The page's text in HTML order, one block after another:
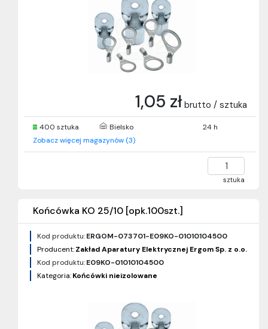
1,05 zł brutto / sztuka
400 sztuka Bielsko
24 h
Zobacz więcej magazynów (3)
sztuka
Końcówka KO 25/10 [opk.100szt.]
Kod produktu:ERGOM-073701-E09KO-01010104500
Producent:Zakład Aparatury Elektrycznej Ergom Sp. z o.o.
Kod produktu:E09KO-01010104500
Kategoria:Końcówki nieizolowane